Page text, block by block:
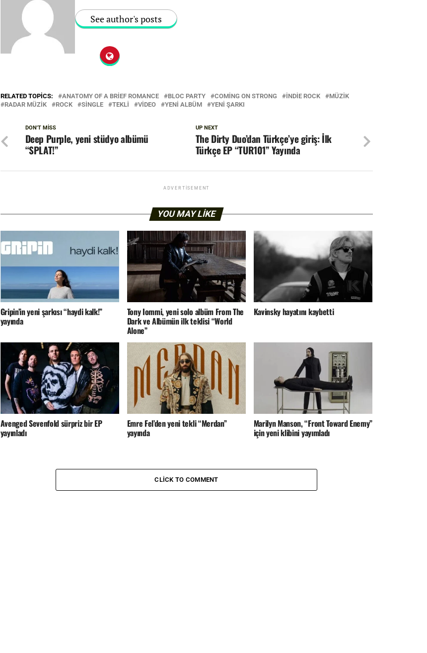
See author's posts
RELATED TOPICS: ANATOMY OF A BRIEF ROMANCE BLOC PARTY COMING ON STRONG INDIE ROCK
MÜZIK
RADAR MÜZIK
ROCK SINGLE TEKLI VIDEO YENI ALBÜM YENI ŞARKI
UP NEXT
The Dirty Duo’dan Türkçe’ye giriş: İlk
Türkçe EP “TUR101” Yayında
DON'T MISS
Deep Purple, yeni stüdyo albümü
“SPLAT!”
ADVERTISEMENT
YOU MAY LIKE
Gripin’in yeni şarkısı “haydi kalk!”
yayında
Tony Iommi, yeni solo albüm From The
Dark ve Albümün ilk teklisi “World
Alone”
Kavinsky hayatını kaybetti
Avenged Sevenfold sürpriz bir EP
yayınladı
Emre Fel’den yeni tekli “Merdan”
yayında
Marilyn Manson, “Front Toward Enemy”
için yeni klibini yayımladı
CLICK TO COMMENT